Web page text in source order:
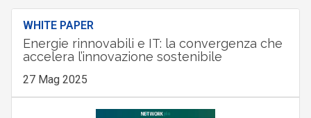
WHITE PAPER
Energie rinnovabili e IT: la convergenza che
accelera l’innovazione sostenibile
27 Mag 2025